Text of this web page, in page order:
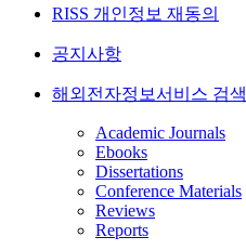
RISS 개인정보 재동의
공지사항
해외전자정보서비스 검색
Academic Journals
Ebooks
Dissertations
Conference Materials
Reviews
Reports